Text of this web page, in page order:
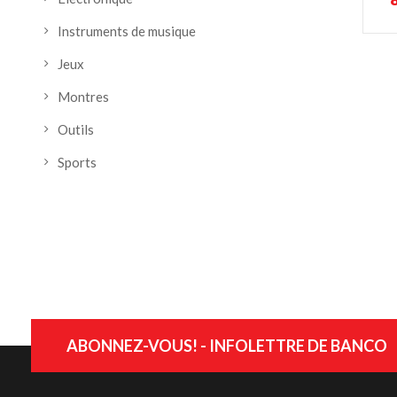
Instruments de musique
Jeux
Montres
Outils
Sports
ABONNEZ-VOUS! - INFOLETTRE DE BANCO